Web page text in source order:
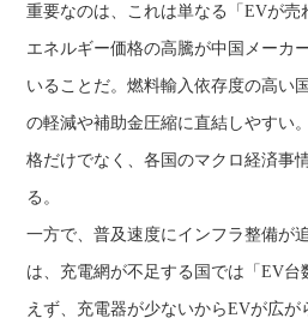
重要なのは、これは単なる「EVが売
エネルギー価格の高騰が中国メーカ
いることだ。燃料輸入依存度の高い
の軽減や補助金圧縮に直結しやすい
格だけでなく、各国のマクロ経済事
る。
一方で、普及速度にインフラ整備が
は、充電網が不足する国では「EV
えず、充電器が少ないからEVが広